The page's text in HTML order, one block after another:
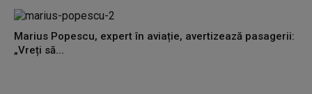
Marius Popescu, expert în aviație, avertizează pasagerii:
„Vreți să...